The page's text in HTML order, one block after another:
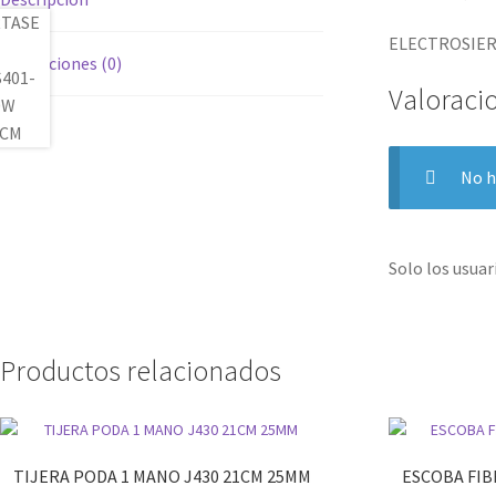
Valoraciones (0)
No
Solo los
Productos relacionados
TIJERA PODA 1 MANO J430 21CM 25MM ESCOBA